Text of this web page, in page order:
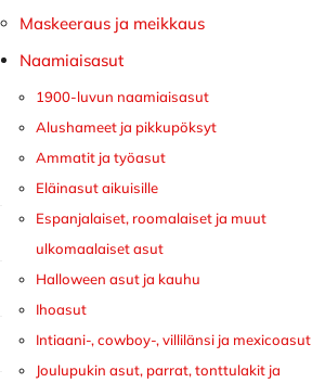
Maskeeraus ja meikkaus
Naamiaisasut
1900-luvun naamiaisasut
Alushameet ja pikkupöksyt
Ammatit ja työasut
Eläinasut aikuisille
Espanjalaiset, roomalaiset ja muut
ulkomaalaiset asut
Halloween asut ja kauhu
Ihoasut
Intiaani-, cowboy-, villilänsi ja mexicoasut
Joulupukin asut, parrat, tonttulakit ja